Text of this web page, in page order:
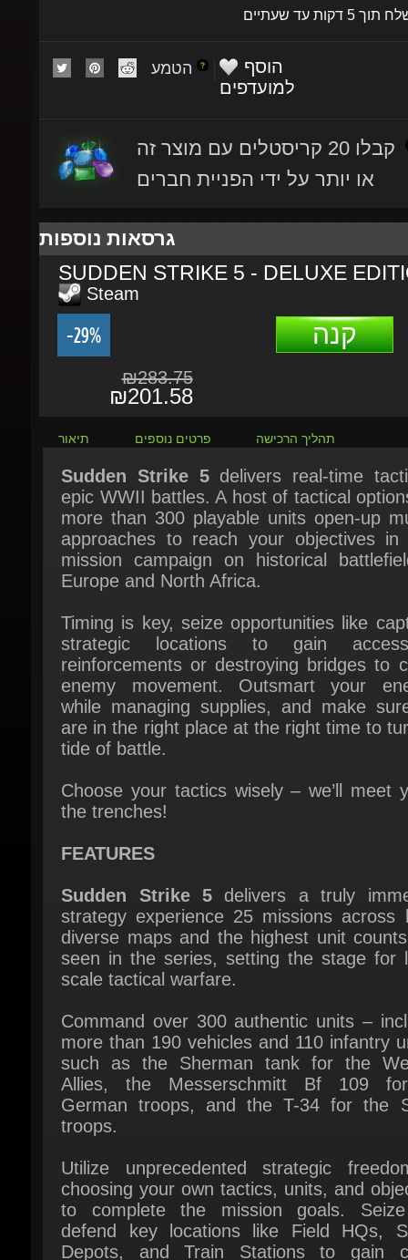
למועדפים
או יותר על ידי הפניית חברים
SUDDEN STRIKE 5 - DELUXE
Steam
-29%
₪201.58
פרטים נוספים
Sudden Strike 5delivers real-time
more than 300 playable units open-up
approaches to reach your objectives in
mission campaign on historical
Europe and North Africa.
Timing is key, seize opportunities like
reinforcements or destroying bridges to
enemy movement. Outsmart your
while managing supplies, and make
are in the right place at the right time to
tide of battle.
Choose your tactics wisely – we’ll meet
FEATURES
Sudden Strike 5
diverse maps and the highest unit counts
seen in the series, setting the stage for
scale tactical warfare.
Command over 300 authentic units –
more than 190 vehicles and 110 infantry
such as the Sherman tank for the
Allies, the Messerschmitt Bf 109
German troops, and the T-34 for the
troops.
Utilize unprecedented strategic
choosing your own tactics, units, and
defend key locations like Field HQs,
Depots, and Train Stations to gain
advantages, while using recon,
alternative routing, and smart unit